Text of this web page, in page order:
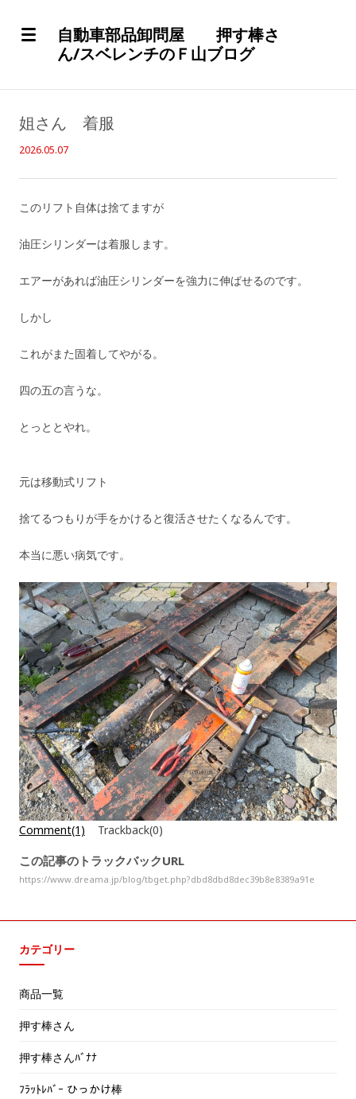
自動車部品卸問屋 押す棒さ
ん/スベレンチのＦ山ブログ
姐さん 着服
2026.05.07
このリフト自体は捨てますが
油圧シリンダーは着服します。
エアーがあれば油圧シリンダーを強力に伸ばせるのです。
しかし
これがまた固着してやがる。
四の五の言うな。
とっととやれ。
元は移動式リフト
捨てるつもりが手をかけると復活させたくなるんです。
本当に悪い病気です。
Comment(1) Trackback(0)
この記事のトラックバックURL
https://www.dreama.jp/blog/tbget.php?dbd8dbd8dec39b8e8389a91e
カテゴリー
商品一覧
押す棒さん
押す棒さんﾊﾞﾅﾅ
ﾌﾗｯﾄﾚﾊﾞｰ ひっかけ棒